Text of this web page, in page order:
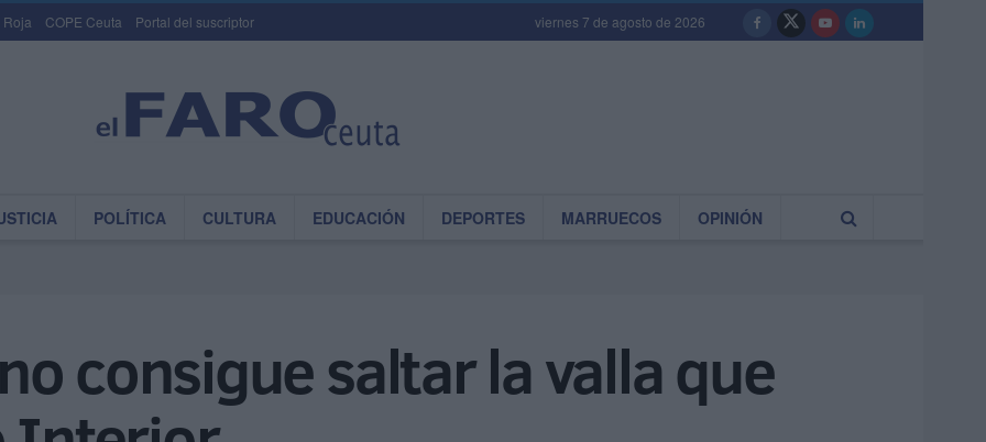
Roja COPE Ceuta Portal del suscriptor viernes 7 de agosto de 2026
POLÍTICA CULTURA EDUCACIÓN DEPORTES MARRUECOS OPINIÓN
consigue saltar la valla que